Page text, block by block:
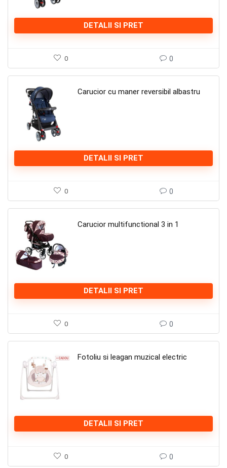
DETALII SI PRET
0 0
Carucior cu maner reversibil albastru
DETALII SI PRET
0 0
Carucior multifunctional 3 in 1
DETALII SI PRET
0 0
Fotoliu si leagan muzical electric
DETALII SI PRET
0 0